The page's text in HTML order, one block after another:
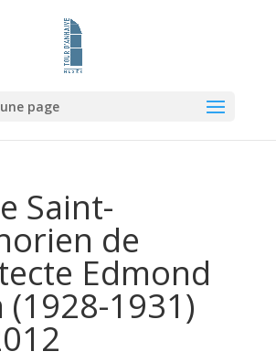
page
Saint-
de
Edmond
(1928-1931)